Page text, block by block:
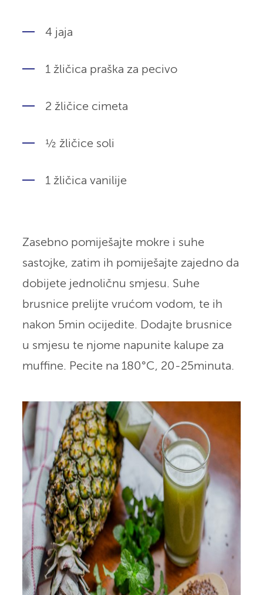
4 jaja
1 žličica praška za pecivo
2 žličice cimeta
½ žličice soli
1 žličica vanilije
Zasebno pomiješajte mokre i suhe
sastojke, zatim ih pomiješajte zajedno da
dobijete jednoličnu smjesu. Suhe
brusnice prelijte vrućom vodom, te ih
nakon 5min ocijedite. Dodajte brusnice
u smjesu te njome napunite kalupe za
muffine. Pecite na 180°C, 20-25minuta.